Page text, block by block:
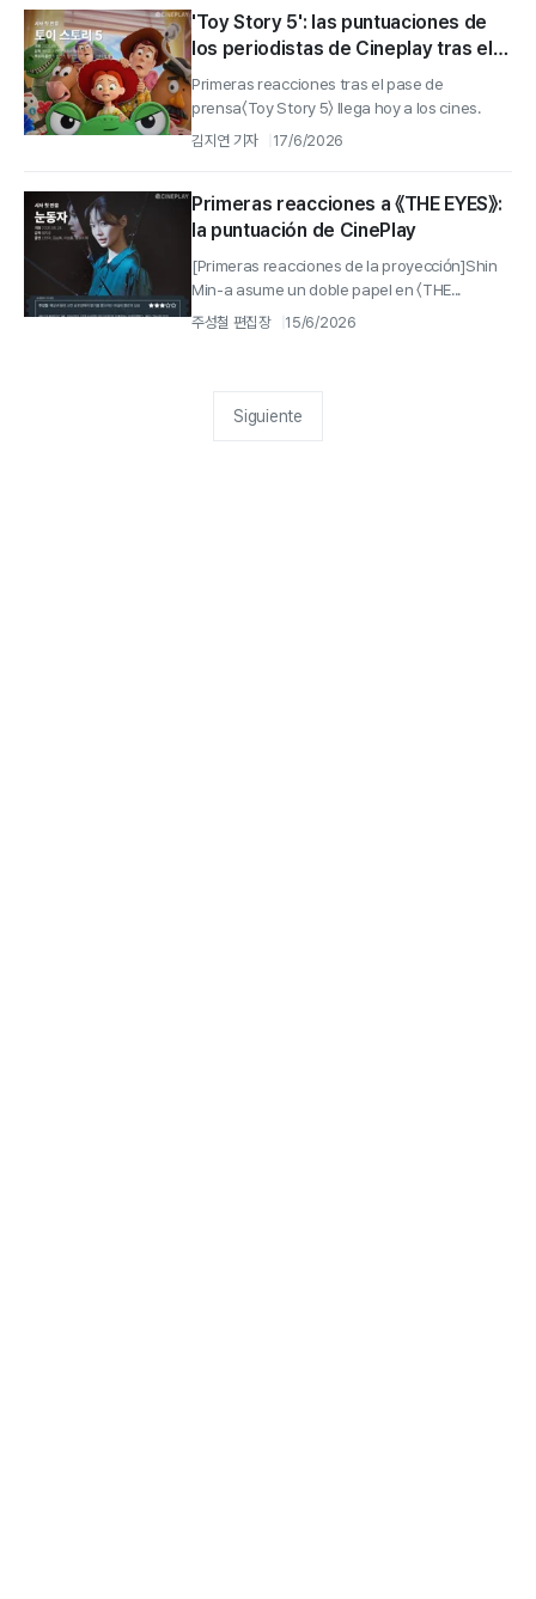
'Toy Story 5': las puntuaciones de
los periodistas de Cineplay tras el
pase de prensa
Primeras reacciones tras el pase de
prensa〈Toy Story 5〉 llega hoy a los cines.
김지연 기자 17/6/2026
Primeras reacciones a 《THE EYES》:
la puntuación de CinePlay
[Primeras reacciones de la proyección]Shin
Min-a asume un doble papel en 〈THE...
주성철 편집장 15/6/2026
Siguiente